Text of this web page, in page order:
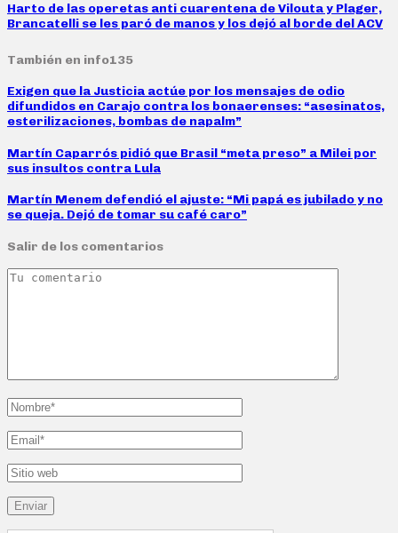
Harto de las operetas anti cuarentena de Vilouta y Plager,
Brancatelli se les paró de manos y los dejó al borde del ACV
También en info135
Exigen que la Justicia actúe por los mensajes de odio
difundidos en Carajo contra los bonaerenses: “asesinatos,
esterilizaciones, bombas de napalm”
Martín Caparrós pidió que Brasil “meta preso” a Milei por
sus insultos contra Lula
Martín Menem defendió el ajuste: “Mi papá es jubilado y no
se queja. Dejó de tomar su café caro”
Salir de los comentarios